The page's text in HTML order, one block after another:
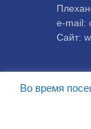
e-mail:
Сайт:
Во время